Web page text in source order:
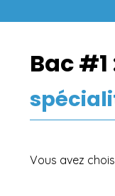
Bac #1
Vous avez